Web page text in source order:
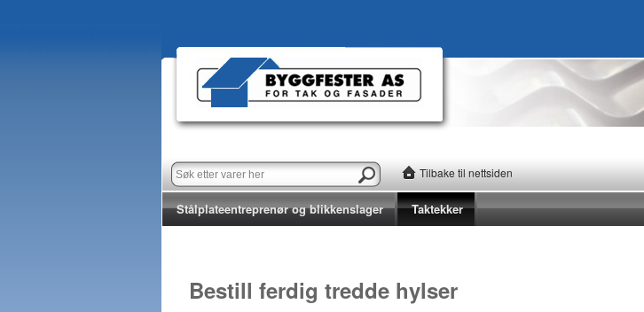
Tilbake til nettsiden
Stålplateentreprenør og blikkenslager Taktekker
Bestill ferdig tredde hylser